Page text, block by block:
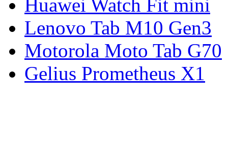
Huawei Watch Fit mini
Lenovo Tab M10 Gen3
Motorola Moto Tab G70
Gelius Prometheus X1